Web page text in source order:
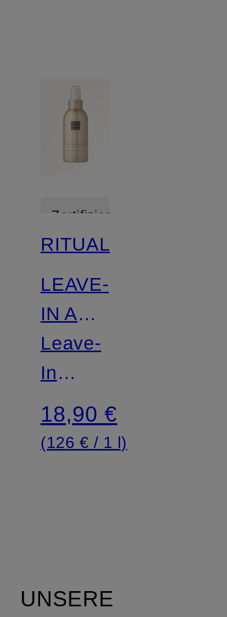
Zertifiziert
RITUALS
LEAVE-
IN ANTI
FRIZZ
CONDITIONER
Leave-
In
Conditioner-
Spray
18,90 €
(126 € / 1 l)
UNSERE